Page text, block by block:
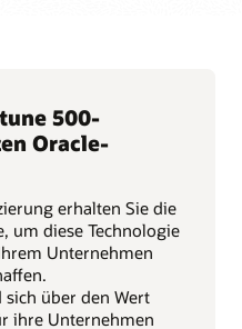
500-
Oracle-
erhalten Sie die
um diese Technologie
Unternehmen
über den Wert
ihre Unternehmen